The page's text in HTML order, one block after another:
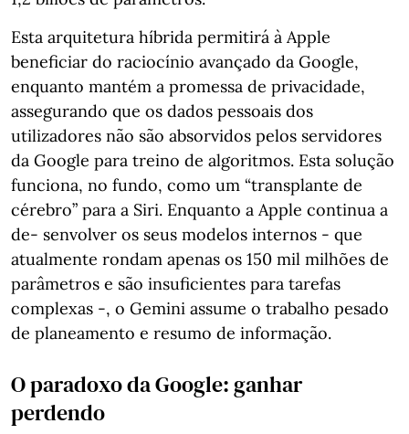
Esta arquitetura híbrida permitirá à Apple
beneficiar do raciocínio avançado da Google,
enquanto mantém a promessa de privacidade,
assegurando que os dados pessoais dos
utilizadores não são absorvidos pelos servidores
da Google para treino de algoritmos. Esta solução
funciona, no fundo, como um “transplante de
cérebro” para a Siri. Enquanto a Apple continua a
de- senvolver os seus modelos internos - que
atualmente rondam apenas os 150 mil milhões de
parâmetros e são insuficientes para tarefas
complexas -, o Gemini assume o trabalho pesado
de planeamento e resumo de informação.
O paradoxo da Google: ganhar
perdendo